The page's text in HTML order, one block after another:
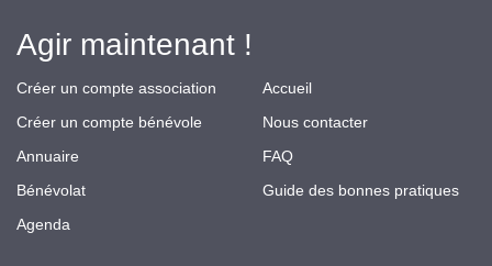
Agir maintenant !
Créer un compte association
Créer un compte bénévole
Annuaire
Bénévolat
Agenda
Accueil
Nous contacter
FAQ
Guide des bonnes pratiques